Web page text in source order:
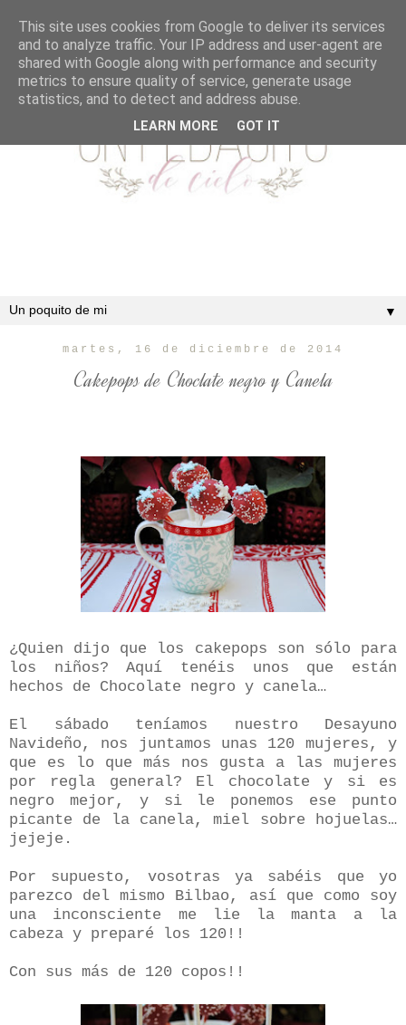
▼
martes, 16 de diciembre de 2014
Cakepops de Choclate negro y Canela
¿Quien dijo que los cakepops son sólo para
los niños? Aquí tenéis unos que están
hechos de Chocolate negro y canela…
El sábado teníamos nuestro Desayuno
Navideño, nos juntamos unas 120 mujeres, y
que es lo que más nos gusta a las mujeres
por regla general? El chocolate y si es
negro mejor, y si le ponemos ese punto
picante de la canela, miel sobre hojuelas…
jejeje.
Por supuesto, vosotras ya sabéis que yo
parezco del mismo Bilbao, así que como soy
una inconsciente me lie la manta a la
cabeza y preparé los 120!!
Con sus más de 120 copos!!
This site uses cookies from Google to deliver its services
and to analyze traffic. Your IP address and user-agent are
shared with Google along with performance and security
metrics to ensure quality of service, generate usage
statistics, and to detect and address abuse.
LEARN MORE GOT IT